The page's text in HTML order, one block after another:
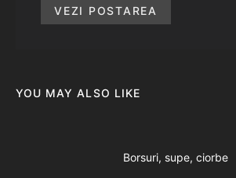
VEZI POSTAREA
YOU MAY ALSO LIKE
Borsuri, supe, ciorbe